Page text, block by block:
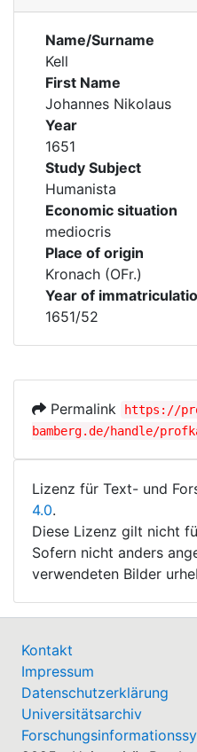
Name/Surname
Kell
First Name
Johannes Nikolaus
Year
1651
Study Subject
Humanista
Economic situation
mediocris
Place of origin
Kronach (OFr.)
Year of
1651/52
Permalink
https://
bamberg.de/handle/
Lizenz für Text- und
4.0.
Diese Lizenz gilt nicht
Sofern nicht anders
verwendeten Bilder
Kontakt
Impressum
Datenschutzerklärung
Universitätsarchiv